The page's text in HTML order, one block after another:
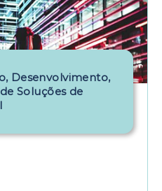
Desenvolvimento,
Soluções de